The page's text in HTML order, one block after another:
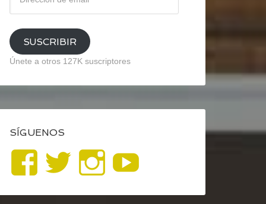
email
SUSCRIBIR
Únete a otros 127K suscriptores
SÍGUENOS
Ver
perfil
Ver
perfil
Ver
perfil